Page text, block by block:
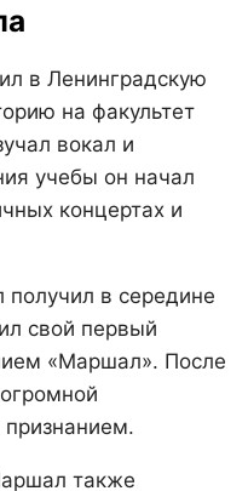
в Ленинградскую
на факультет
вокал и
учебы он начал
концертах и
в середине
свой первый
«Маршал». После
также